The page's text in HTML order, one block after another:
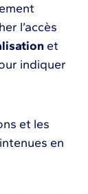
l’accès
et
indiquer
et les
en